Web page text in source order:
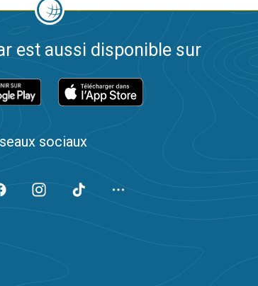
est aussi disponible sur
sociaux